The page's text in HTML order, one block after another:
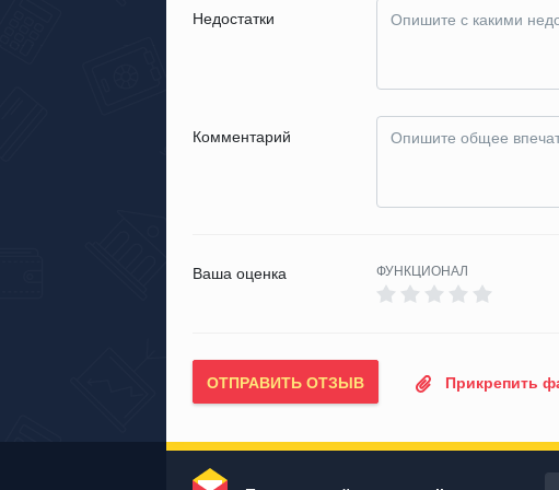
Недостатки
Комментарий
Ваша оценка ФУНКЦИОНАЛ
ОТПРАВИТЬ ОТЗЫВ Прикрепить